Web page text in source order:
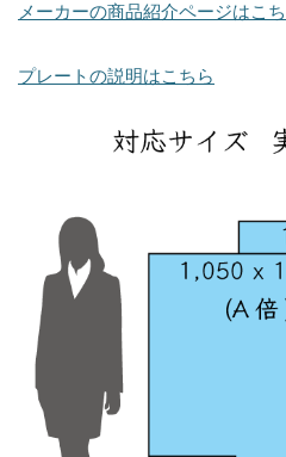
メーカーの商品紹介ページはこ
プレートの説明はこちら